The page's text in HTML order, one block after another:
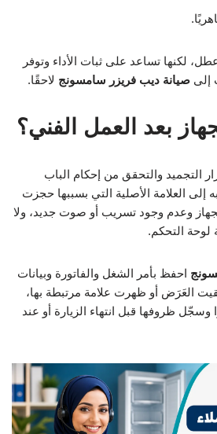
لكنها تساعد على ثبات الأداء وتوفر
إلى صيانة ديب فريزر سامسونج لاحقًا.
بعد العمل الفني؟
التجميد والتحقق من إحكام الباب
إلى العلامة الأصلية التي بسببها حجزت
وعدم وجود تسريب أو صوت جديد، ولا
لوحة التحكم.
احفظ بأمر الشغل والفاتورة وبيانات
العَرَض أو ظهرت علامة مرتبطة بها،
ظروفها قبل انتهاء الزيارة أو عند